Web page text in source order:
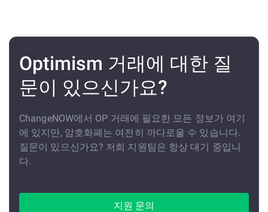
Optimism 거래에 대한 질
문이 있으신가요?
ChangeNOW에서 OP 거래에 필요한 모든 정보가 여기
에 있지만, 암호화폐는 여전히 까다로울 수 있습니다.
질문이 있으신가요? 저희 지원팀은 항상 대기 중입니
다.
지원 문의